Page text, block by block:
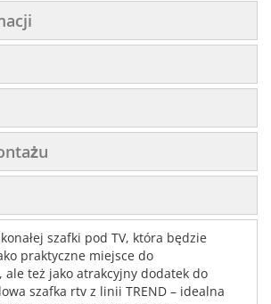
szafki pod TV, która będzie
praktyczne miejsce do
ale też jako atrakcyjny dodatek do
szafka rtv z linii TREND – idealna